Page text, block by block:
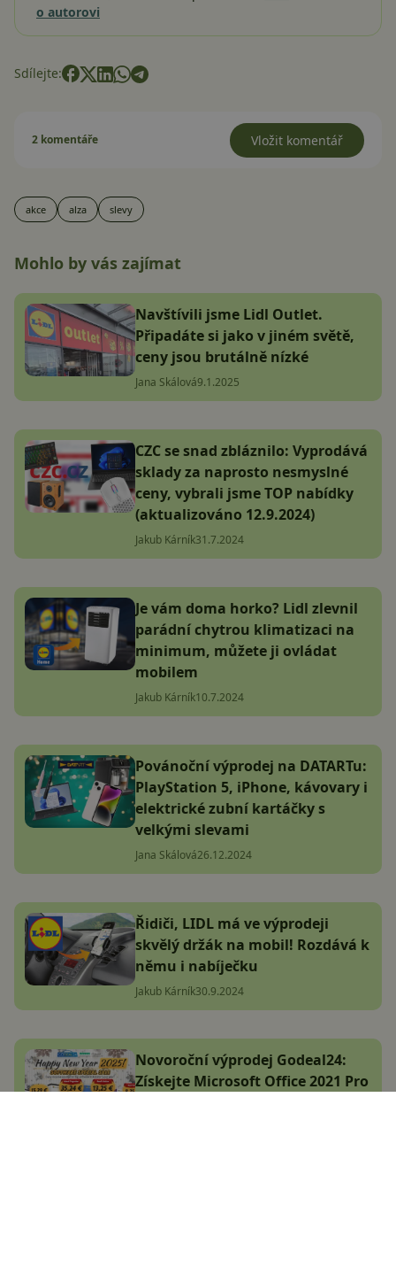
o autorovi
Sdílejte:
2 komentáře Vložit komentář
akce alza slevy
Mohlo by vás zajímat
Navštívili jsme Lidl Outlet.
Připadáte si jako v jiném světě,
ceny jsou brutálně nízké
Jana Skálová9.1.2025
CZC se snad zbláznilo: Vyprodává
sklady za naprosto nesmyslné
ceny, vybrali jsme TOP nabídky
(aktualizováno 12.9.2024)
Jakub Kárník31.7.2024
Je vám doma horko? Lidl zlevnil
parádní chytrou klimatizaci na
minimum, můžete ji ovládat
mobilem
Jakub Kárník10.7.2024
Povánoční výprodej na DATARTu:
PlayStation 5, iPhone, kávovary i
elektrické zubní kartáčky s
velkými slevami
Jana Skálová26.12.2024
Řidiči, LIDL má ve výprodeji
skvělý držák na mobil! Rozdává k
němu i nabíječku
Jakub Kárník30.9.2024
Novoroční výprodej Godeal24:
Získejte Microsoft Office 2021 Pro